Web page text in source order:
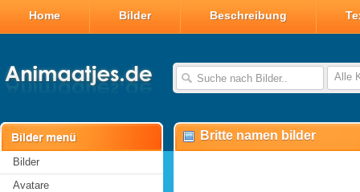
Home Bilder Beschreibung
Alle
Bilder
Avatare
Britte namen bilder